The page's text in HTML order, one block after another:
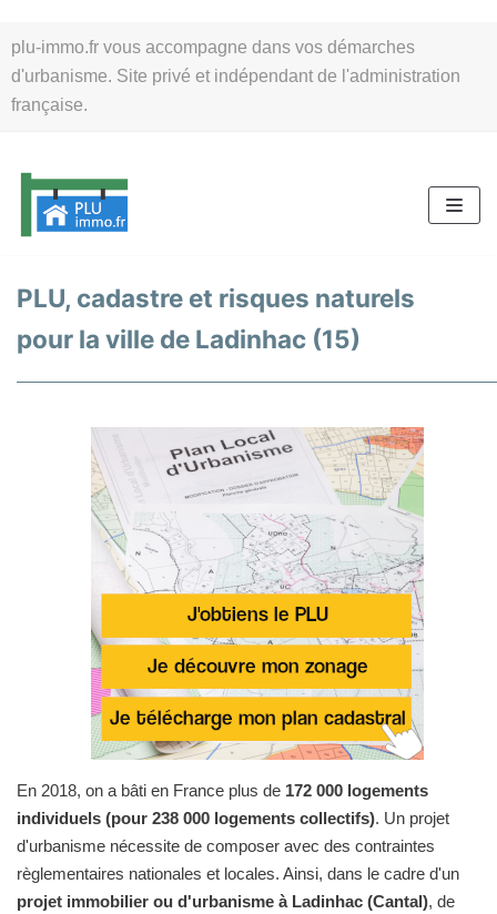
plu-immo.fr vous accompagne dans vos démarches
d'urbanisme. Site privé et indépendant de l'administration
française.
au
contenu
PLU, cadastre et risques naturels
pour la ville de Ladinhac (15)
En 2018, on a bâti en France plus de 172 000 logements
individuels (pour 238 000 logements collectifs). Un projet
d'urbanisme nécessite de composer avec des contraintes
règlementaires nationales et locales. Ainsi, dans le cadre d'un
projet immobilier ou d'urbanisme à Ladinhac (Cantal), de